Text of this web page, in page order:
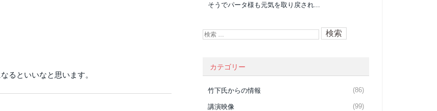
るといいなと思います。
そうでパータ様も元気を取り戻され...
カテゴリー
竹下氏からの情報 (86)
講演映像 (99)